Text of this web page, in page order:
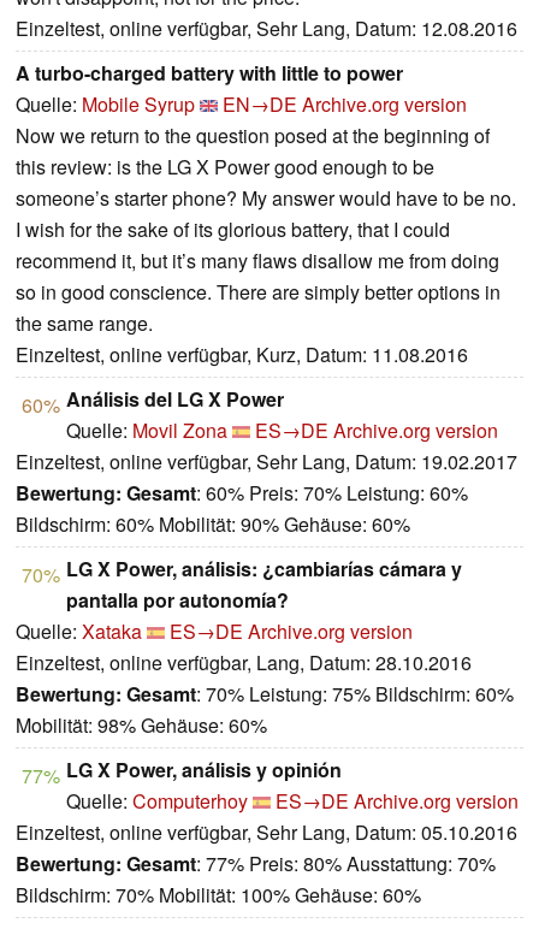
Einzeltest, online verfügbar, Sehr Lang, Datum: 12.08.2016
A turbo-charged battery with little to power
Quelle: Mobile Syrup EN→DE Archive.org version
Now we return to the question posed at the beginning of
this review: is the LG X Power good enough to be
someone’s starter phone? My answer would have to be no.
I wish for the sake of its glorious battery, that I could
recommend it, but it’s many flaws disallow me from doing
so in good conscience. There are simply better options in
the same range.
Einzeltest, online verfügbar, Kurz, Datum: 11.08.2016
60% Análisis del LG X Power
Quelle: Movil Zona ES→DE Archive.org version
Einzeltest, online verfügbar, Sehr Lang, Datum: 19.02.2017
Bewertung: Gesamt: 60% Preis: 70% Leistung: 60%
Bildschirm: 60% Mobilität: 90% Gehäuse: 60%
70% LG X Power, análisis: ¿cambiarías cámara y
pantalla por autonomía?
Quelle: Xataka ES→DE Archive.org version
Einzeltest, online verfügbar, Lang, Datum: 28.10.2016
Bewertung: Gesamt: 70% Leistung: 75% Bildschirm: 60%
Mobilität: 98% Gehäuse: 60%
77% LG X Power, análisis y opinión
Quelle: Computerhoy ES→DE Archive.org version
Einzeltest, online verfügbar, Sehr Lang, Datum: 05.10.2016
Bewertung: Gesamt: 77% Preis: 80% Ausstattung: 70%
Bildschirm: 70% Mobilität: 100% Gehäuse: 60%